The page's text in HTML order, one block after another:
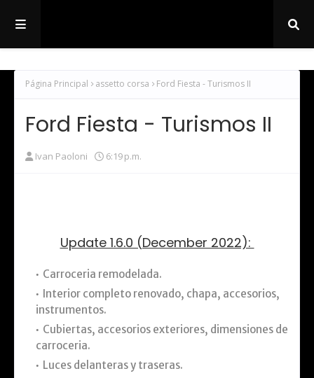
Página Principal assetto corsa Ford Fiesta - Turismos II
Ford Fiesta - Turismos II
Ivan Paoloni 6:19 p.m.
Update 1.6.0 (December 2022):
Carroceria remodelada.
Interior completo renovado, chapa, accesorios,
instrumentos.
Cubiertas, accesorios exteriores, dimensiones de
carroceria.
Luces delanteras y traseras.